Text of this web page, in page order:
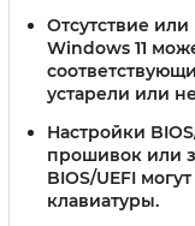
Отсутствие
Windows 11
устарели или
Настройки
прошивок или
BIOS/UEFI
клавиатуры.